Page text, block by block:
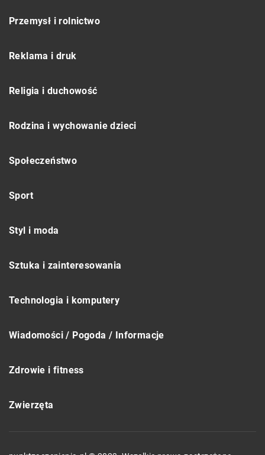
Przemysł i rolnictwo
Reklama i druk
Religia i duchowość
Rodzina i wychowanie dzieci
Społeczeństwo
Sport
Styl i moda
Sztuka i zainteresowania
Technologia i komputery
Wiadomości / Pogoda / Informacje
Zdrowie i fitness
Zwierzęta